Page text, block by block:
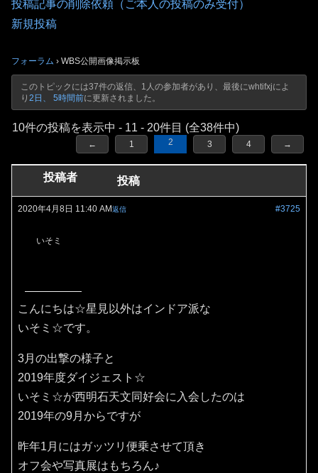
投稿記事の削除依頼（ご本人の投稿のみ受付）
新規投稿
フォーラム › WBS公開画像掲示板
このトピックには37件の返信、1人の参加者があり、最後にwhtifxjによ
り 2日、 5時間前に更新されました。
10件の投稿を表示中 - 11 - 20件目 (全38件中)
← 1 2 3 4 →
投稿者 投稿
2020年4月8日 11:40 AM #3725
返信
いそミ
こんにちは☆星見以外はインドア派な
いそミ☆です。
3月の出撃の様子と
2019年度ダイジェスト☆
いそミ☆が西明石天文同好会に入会したのは
2019年の9月からですが
昨年1月にはガッツリ便乗させて頂き
オフ会や写真展はもちろん♪